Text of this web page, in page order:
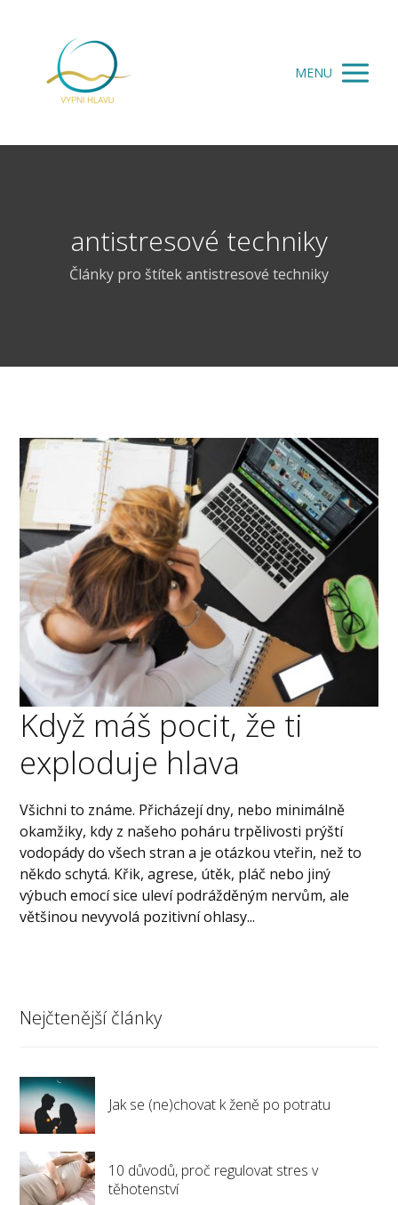
MENU
antistresové techniky
Články pro štítek antistresové techniky
Když máš pocit, že ti
exploduje hlava
Všichni to známe. Přicházejí dny, nebo minimálně
okamžiky, kdy z našeho poháru trpělivosti prýští
vodopády do všech stran a je otázkou vteřin, než to
někdo schytá. Křik, agrese, útěk, pláč nebo jiný
výbuch emocí sice uleví podrážděným nervům, ale
většinou nevyvolá pozitivní ohlasy...
Nejčtenější články
Jak se (ne)chovat k ženě po potratu
10 důvodů, proč regulovat stres v
těhotenství